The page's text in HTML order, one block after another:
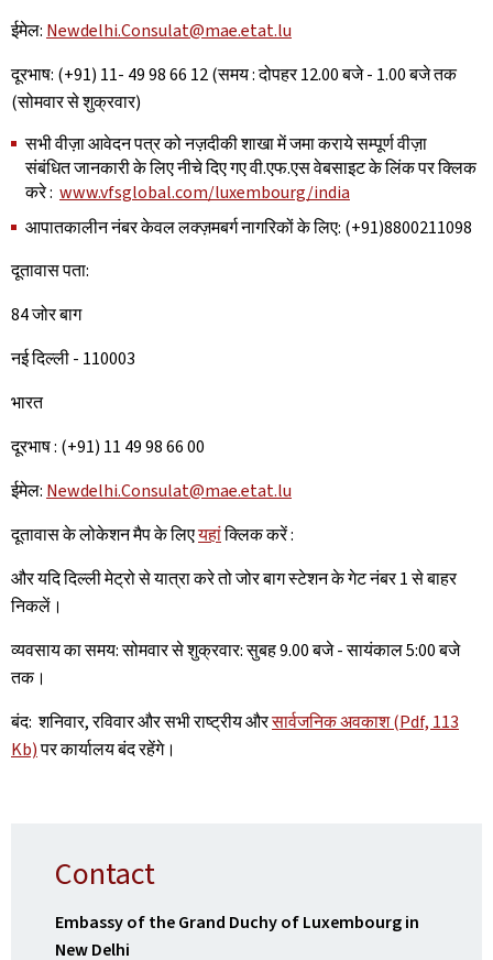
ईमेल: Newdelhi.Consulat@mae.etat.lu
दूरभाष: (+91) 11- 49 98 66 12 (समय : दोपहर 12.00 बजे - 1.00 बजे तक
(सोमवार से शुक्रवार)
सभी वीज़ा आवेदन पत्र को नज़दीकी शाखा में जमा कराये सम्पूर्ण वीज़ा
संबंधित जानकारी के लिए नीचे दिए गए वी.एफ.एस वेबसाइट के लिंक पर क्लिक
करे : www.vfsglobal.com/luxembourg/india
आपातकालीन नंबर केवल लक्ज़मबर्ग नागरिकों के लिए: (+91)8800211098
दूतावास पता:
84 जोर बाग
नई दिल्ली - 110003
भारत
दूरभाष : (+91) 11 49 98 66 00
ईमेल: Newdelhi.Consulat@mae.etat.lu
दूतावास के लोकेशन मैप के लिएयहांक्लिक करें :
और यदि दिल्ली मेट्रो से यात्रा करे तो जोर बाग स्टेशन के गेट नंबर 1 से बाहर
निकलें।
व्यवसाय का समय: सोमवार से शुक्रवार: सुबह 9.00 बजे - सायंकाल 5:00 बजे
तक।
बंद: शनिवार, रविवार और सभी राष्ट्रीय औरसार्वजनिक अवकाश (Pdf, 113
Kb)पर कार्यालय बंद रहेंगे।
Contact
Embassy of the Grand Duchy of Luxembourg in
New Delhi